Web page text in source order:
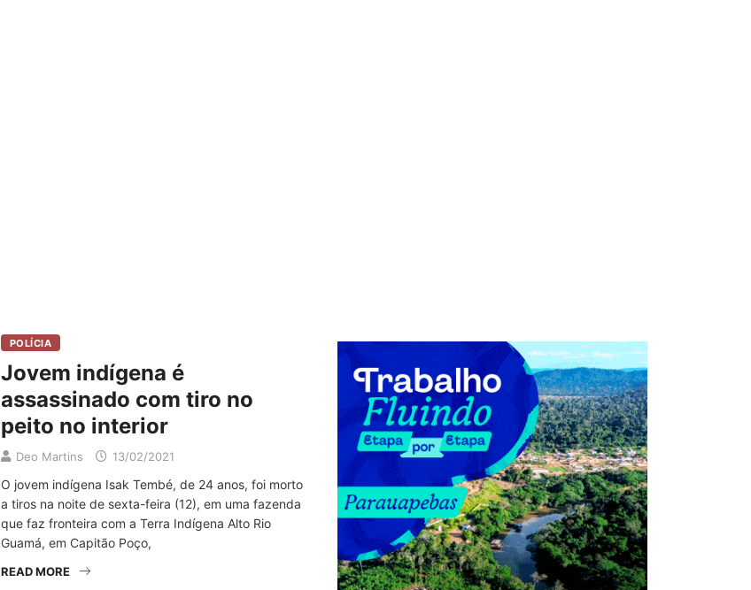
POLÍCIA
Jovem indígena é
assassinado com tiro no
peito no interior
Deo Martins 13/02/2021
O jovem indígena Isak Tembé, de 24 anos, foi morto
a tiros na noite de sexta-feira (12), em uma fazenda
que faz fronteira com a Terra Indígena Alto Rio
Guamá, em Capitão Poço,
READ MORE